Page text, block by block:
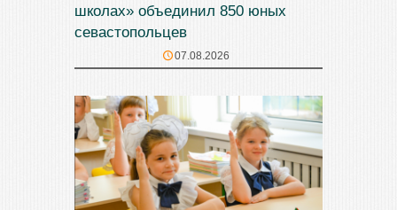
школах» объединил 850 юных
севастопольцев
07.08.2026